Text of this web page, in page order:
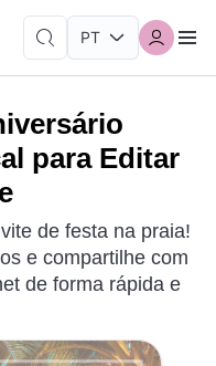
para Editar
de festa na praia!
e compartilhe com
de forma rápida e